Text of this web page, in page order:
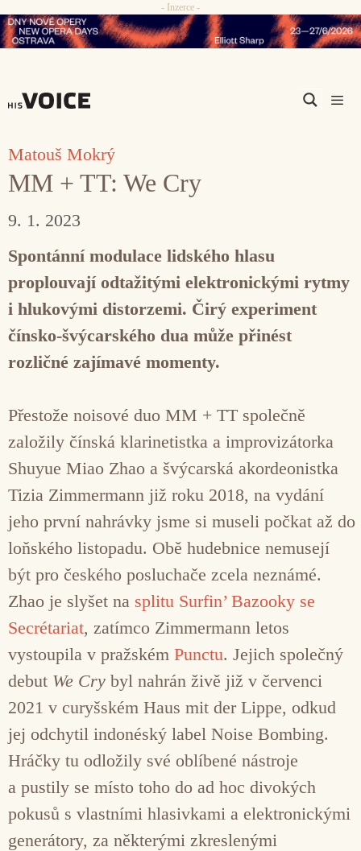
Přeskočit
na
- Inzerce -
Matouš Mokrý
MM + TT: We Cry
9. 1. 2023
Spontánní modulace lidského hlasu
proplouvají odtažitými elektronickými rytmy
i hlukovými distorzemi. Čirý experiment
čínsko-švýcarského dua může přinést
rozličné zajímavé momenty.
Přestože noisové duo MM + TT společně
založily čínská klarinetistka a improvizátorka
Shuyue Miao Zhao a švýcarská akordeonistka
Tizia Zimmermann již roku 2018, na vydání
jeho první nahrávky jsme si museli počkat až do
loňského listopadu. Obě hudebnice nemusejí
být pro českého posluchače zcela neznámé.
Zhao je slyšet na splitu Surfin’ Bazooky se
Secrétariat, zatímco Zimmermann letos
vystoupila v pražském Punctu. Jejich společný
debut We Cry byl nahrán živě již v červenci
2021 v curyšském Haus mit der Lippe, odkud
jej odchytil indonéský label Noise Bombing.
Hráčky tu odložily své oblíbené nástroje
a pustily se místo toho do ad hoc divokých
pokusů s vlastními hlasivkami a elektronickými
generátory, za některými zkreslenými